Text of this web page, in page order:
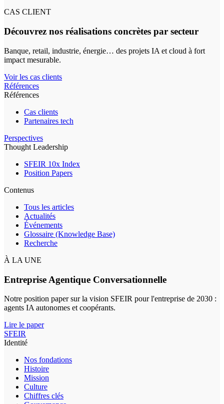
CAS CLIENT
Découvrez nos réalisations concrètes par secteur
Banque, retail, industrie, énergie… des projets IA et cloud à fort
impact mesurable.
Voir les cas clients
Références
Références
Cas clients
Partenaires tech
Perspectives
Thought Leadership
SFEIR 10x Index
Position Papers
Contenus
Tous les articles
Actualités
Événements
Glossaire (Knowledge Base)
Recherche
À LA UNE
Entreprise Agentique Conversationnelle
Notre position paper sur la vision SFEIR pour l'entreprise de 2030 :
agents IA autonomes et coopérants.
Lire le paper
SFEIR
Identité
Nos fondations
Histoire
Mission
Culture
Chiffres clés